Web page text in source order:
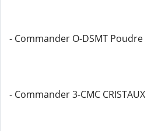
- Commander O-DSMT Poudre
- Commander 3-CMC CRISTAUX